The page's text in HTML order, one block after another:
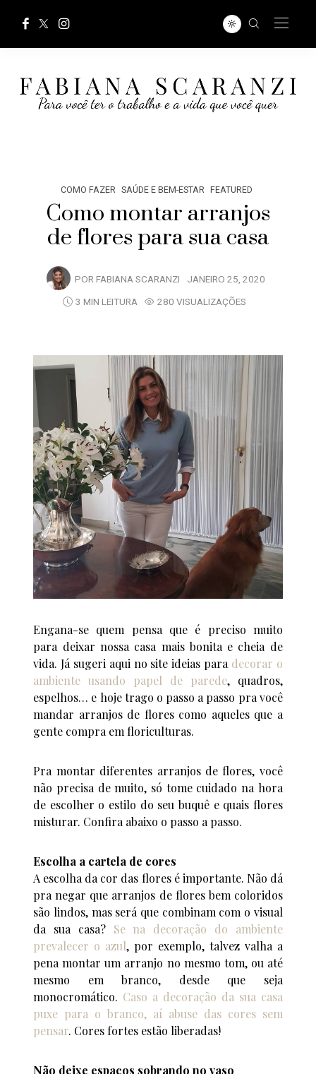
COMO FAZER SAÚDE E BEM-ESTAR FEATURED
Como montar arranjos
de flores para sua casa
POR FABIANA SCARANZI JANEIRO 25, 2020
3 MIN LEITURA
280 VISUALIZAÇÕES
Engana-se quem pensa que é preciso muito
para deixar nossa casa mais bonita e cheia de
vida. Já sugeri aqui no site ideias para decorar o
ambiente usando papel de parede, quadros,
espelhos… e hoje trago o passo a passo pra você
mandar arranjos de flores como aqueles que a
gente compra em floriculturas.
Pra montar diferentes arranjos de flores, você
não precisa de muito, só tome cuidado na hora
de escolher o estilo do seu buquê e quais flores
misturar. Confira abaixo o passo a passo.
Escolha a cartela de cores
A escolha da cor das flores é importante. Não dá
pra negar que arranjos de flores bem coloridos
são lindos, mas será que combinam com o visual
da sua casa? Se na decoração do ambiente
prevalecer o azul, por exemplo, talvez valha a
pena montar um arranjo no mesmo tom, ou até
mesmo em branco, desde que seja
monocromático. Caso a decoração da sua casa
puxe para o branco, aí abuse das cores sem
pensar. Cores fortes estão liberadas!
Não deixe espaços sobrando no vaso